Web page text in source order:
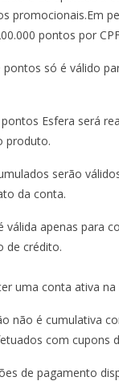
promocionais.Em
pontos por
pontos só é válido
Esfera será
produto.
serão
da conta.
válida apenas para
de crédito.
uma conta ativa
não é cumulativa
com cupons
de pagamento